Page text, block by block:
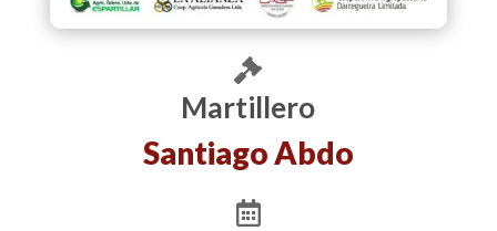
Martillero
Santiago Abdo